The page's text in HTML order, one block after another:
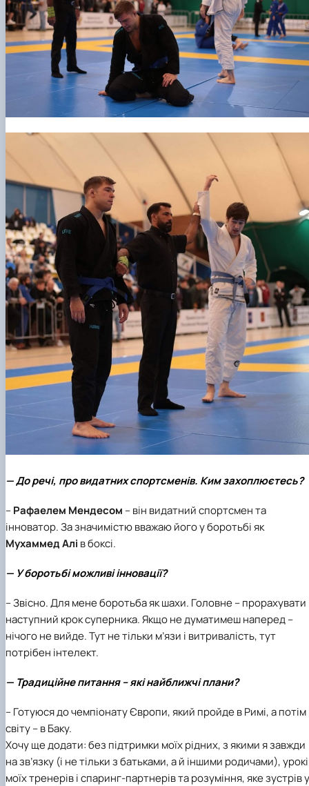
— До речі, про видатних спортсменів. Ким захоплюєтесь?
–Рафаелем Мендесом – він видатний спортсмен та
інноватор. За значимістю вважаю його у боротьбі як
Мухаммед Алі в боксі.
— У боротьбі можливі інновації?
– Звісно. Для мене боротьба як шахи. Головне – прорахувати
наступний крок суперника. Якщо не думатимеш наперед –
нічого не вийде. Тут не тільки м’язи і витривалість, тут
потрібен інтелект.
— Традиційне питання – які найближчі плани?
– Готуюся до чемпіонату Європи, який пройде в Римі, а потім
світу – в Баку.
Хочу ще додати: без підтримки моїх рідних, з якими я завжди
на зв’язку (і не тільки з батьками, а й іншими родичами),
моїх тренерів і спаринг-партнерів та розуміння, яке зустрів у